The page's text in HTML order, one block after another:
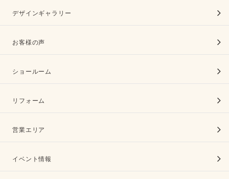
デザインギャラリー
お客様の声
ショールーム
リフォーム
営業エリア
イベント情報